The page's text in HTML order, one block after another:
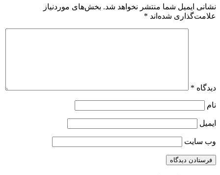
نشانی ایمیل شما منتشر نخواهد شد. بخش‌های موردنیاز
علامت‌گذاری شده‌اند *
دیدگاه *
نام
ایمیل
وب‌ سایت